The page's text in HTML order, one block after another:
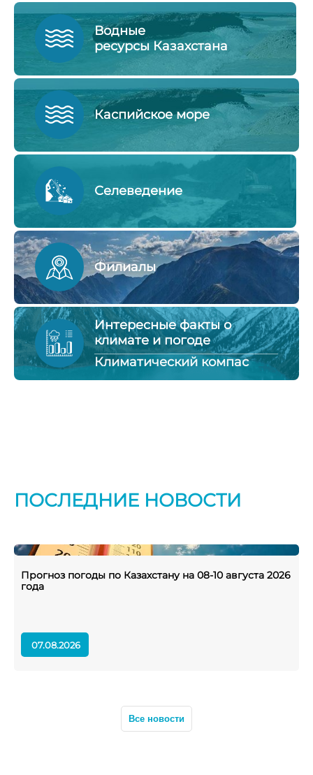
Водные
ресурсы Казахстана
Каспийское море
Селеведение
Филиалы
Интересные факты о
климате и погоде
Климатический компас
ПОСЛЕДНИЕ НОВОСТИ
Прогноз погоды по Казахстану на 08-10 августа 2026
года
07.08.2026
Все новости